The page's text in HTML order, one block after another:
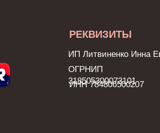
РЕКВИЗИТЫ
ИП Литвиненко Инна
ОГРНИП
318505300073101
ИНН 784806500207